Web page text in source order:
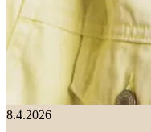
8.4.2026